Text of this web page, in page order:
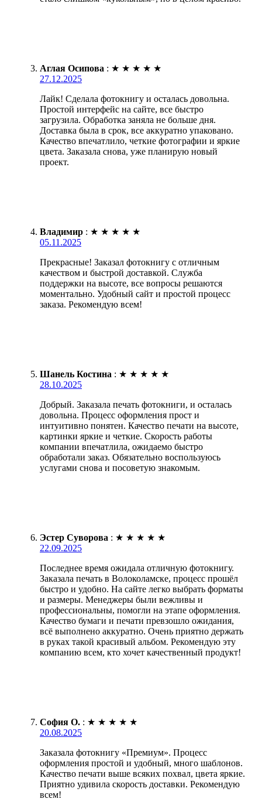
Аглая Осипова : ★ ★ ★ ★ ★
27.12.2025
Лайк! Сделала фотокнигу и осталась довольна.
Простой интерфейс на сайте, все быстро
загрузила. Обработка заняла не больше дня.
Доставка была в срок, все аккуратно упаковано.
Качество впечатлило, четкие фотографии и яркие
цвета. Заказала снова, уже планирую новый
проект.
Владимир : ★ ★ ★ ★ ★
05.11.2025
Прекрасные! Заказал фотокнигу с отличным
качеством и быстрой доставкой. Служба
поддержки на высоте, все вопросы решаются
моментально. Удобный сайт и простой процесс
заказа. Рекомендую всем!
Шанель Костина : ★ ★ ★ ★ ★
28.10.2025
Добрый. Заказала печать фотокниги, и осталась
довольна. Процесс оформления прост и
интуитивно понятен. Качество печати на высоте,
картинки яркие и четкие. Скорость работы
компании впечатлила, ожидаемо быстро
обработали заказ. Обязательно воспользуюсь
услугами снова и посоветую знакомым.
Эстер Суворова : ★ ★ ★ ★ ★
22.09.2025
Последнее время ожидала отличную фотокнигу.
Заказала печать в Волоколамске, процесс прошёл
быстро и удобно. На сайте легко выбрать форматы
и размеры. Менеджеры были вежливы и
профессиональны, помогли на этапе оформления.
Качество бумаги и печати превзошло ожидания,
всё выполнено аккуратно. Очень приятно держать
в руках такой красивый альбом. Рекомендую эту
компанию всем, кто хочет качественный продукт!
София О. : ★ ★ ★ ★ ★
20.08.2025
Заказала фотокнигу «Премиум». Процесс
оформления простой и удобный, много шаблонов.
Качество печати выше всяких похвал, цвета яркие.
Приятно удивила скорость доставки. Рекомендую
всем!